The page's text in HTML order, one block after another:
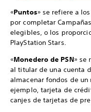
«Puntos» se refiere a
por completar
elegibles, o los
PlayStation Stars.
«Monedero de PSN» se
al titular de una cuenta
almacenar fondos de
ejemplo, tarjeta de
canjes de tarjetas de